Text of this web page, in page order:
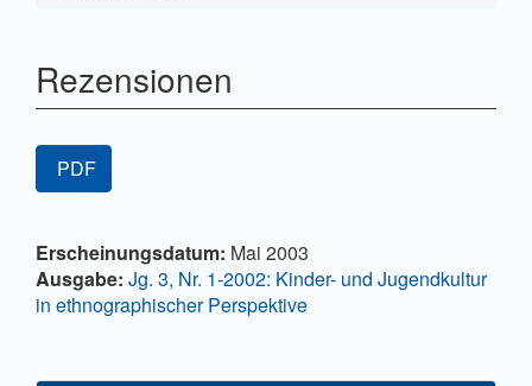
Rezensionen
Artikel-
Sidebar
PDF
Hauptsächlicher
Artikelinhalt
Artikel-
Details
Erscheinungsdatum: Mai 2003
Ausgabe: Jg. 3, Nr. 1-2002: Kinder- und Jugendkultur
in ethnographischer Perspektive